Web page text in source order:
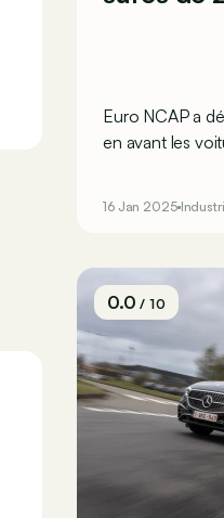
Euro NCAP a
en avant les
16 Jan 2025
0.0/ 10